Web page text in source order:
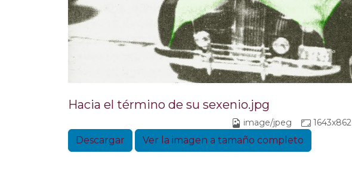
Hacia el término de su sexenio.jpg
image/jpeg 1643x862
Descargar Ver la imagen a tamaño completo